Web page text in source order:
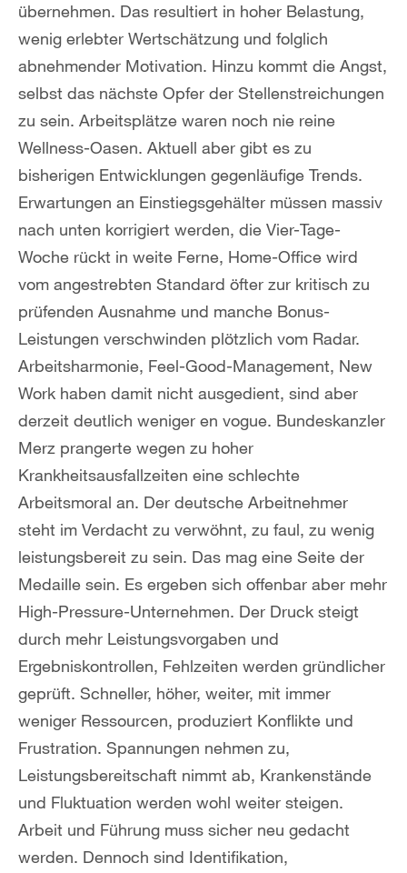
übernehmen. Das resultiert in hoher Belastung,
wenig erlebter Wertschätzung und folglich
abnehmender Motivation. Hinzu kommt die Angst,
selbst das nächste Opfer der Stellenstreichungen
zu sein. Arbeitsplätze waren noch nie reine
Wellness-Oasen. Aktuell aber gibt es zu
bisherigen Entwicklungen gegenläufige Trends.
Erwartungen an Einstiegsgehälter müssen massiv
nach unten korrigiert werden, die Vier-Tage-
Woche rückt in weite Ferne, Home-Office wird
vom angestrebten Standard öfter zur kritisch zu
prüfenden Ausnahme und manche Bonus-
Leistungen verschwinden plötzlich vom Radar.
Arbeitsharmonie, Feel-Good-Management, New
Work haben damit nicht ausgedient, sind aber
derzeit deutlich weniger en vogue. Bundeskanzler
Merz prangerte wegen zu hoher
Krankheitsausfallzeiten eine schlechte
Arbeitsmoral an. Der deutsche Arbeitnehmer
steht im Verdacht zu verwöhnt, zu faul, zu wenig
leistungsbereit zu sein. Das mag eine Seite der
Medaille sein. Es ergeben sich offenbar aber mehr
High-Pressure-Unternehmen. Der Druck steigt
durch mehr Leistungsvorgaben und
Ergebniskontrollen, Fehlzeiten werden gründlicher
geprüft. Schneller, höher, weiter, mit immer
weniger Ressourcen, produziert Konflikte und
Frustration. Spannungen nehmen zu,
Leistungsbereitschaft nimmt ab, Krankenstände
und Fluktuation werden wohl weiter steigen.
Arbeit und Führung muss sicher neu gedacht
werden. Dennoch sind Identifikation,